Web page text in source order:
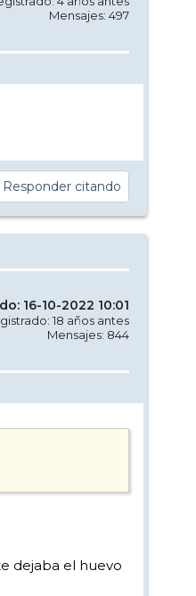
Mensajes: 497
Responder citando
16-10-2022 10:01
18 años antes
Mensajes: 844
dejaba el huevo